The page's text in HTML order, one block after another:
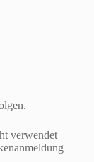
verwendet